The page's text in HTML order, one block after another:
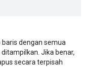
dengan semua
Jika benar,
secara terpisah